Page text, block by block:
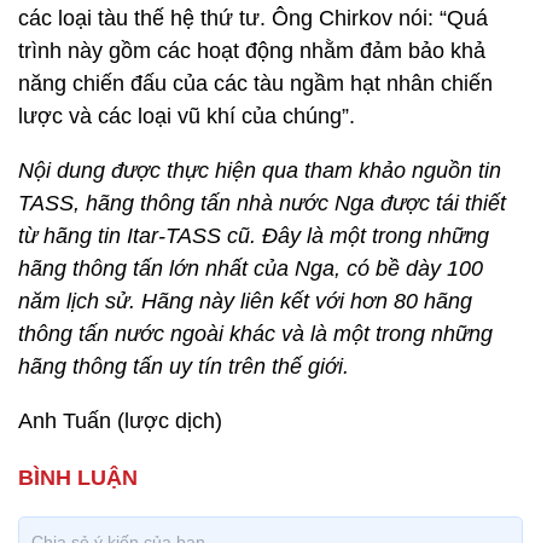
các loại tàu thế hệ thứ tư. Ông Chirkov nói: “Quá
trình này gồm các hoạt động nhằm đảm bảo khả
năng chiến đấu của các tàu ngầm hạt nhân chiến
lược và các loại vũ khí của chúng”.
Nội dung được thực hiện qua tham khảo nguồn tin
TASS, hãng thông tấn nhà nước Nga được tái thiết
từ hãng tin Itar-TASS cũ. Đây là một trong những
hãng thông tấn lớn nhất của Nga, có bề dày 100
năm lịch sử. Hãng này liên kết với hơn 80 hãng
thông tấn nước ngoài khác và là một trong những
hãng thông tấn uy tín trên thế giới.
Anh Tuấn (lược dịch)